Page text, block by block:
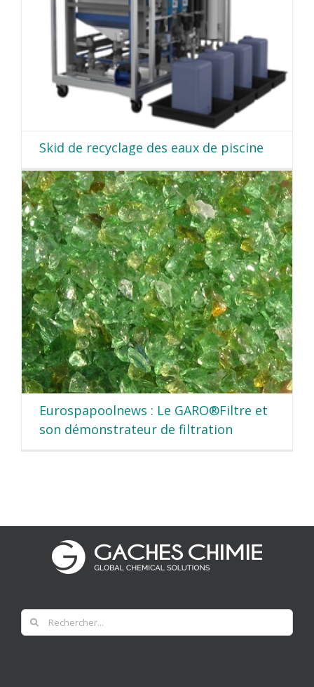
Skid de recyclage des eaux de piscine
Eurospapoolnews : Le GARO®Filtre et
son démonstrateur de filtration
Rechercher